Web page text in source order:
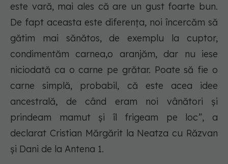
este vară, mai ales că are un gust foarte bun.
De fapt aceasta este diferența, noi încercăm să
gătim mai sănătos, de exemplu la cuptor,
condimentăm carnea,o aranjăm, dar nu iese
niciodată ca o carne pe grătar. Poate să fie o
carne simplă, probabil, că este acea idee
ancestrală, de când eram noi vânători și
prindeam mamut și îl frigeam pe loc”, a
declarat Cristian Mărgărit la Neatza cu Răzvan
și Dani de la Antena 1.